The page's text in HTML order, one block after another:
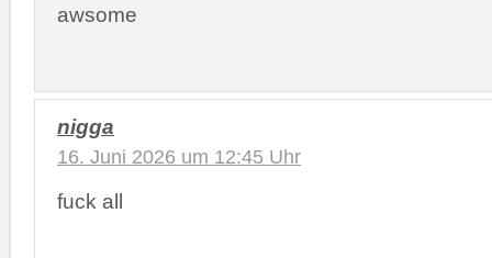
awsome
nigga
16. Juni 2026 um 12:45 Uhr
fuck all